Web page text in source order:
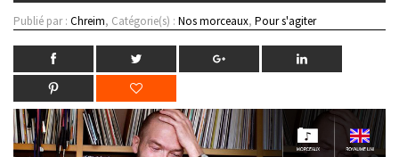
Publié par : Chreim, Catégorie(s) : Nos morceaux, Pour s'agiter